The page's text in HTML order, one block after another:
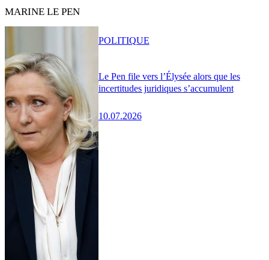
MARINE LE PEN
Le Pen file vers l’Élysée alors que les
incertitudes juridiques s’accumulent
10.07.2026
POLITIQUE